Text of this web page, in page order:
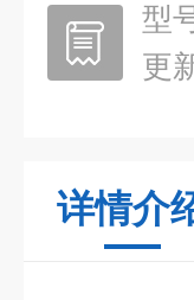
型
更
详情介